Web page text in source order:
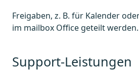
Freigaben, z. B. für Kalender
im mailbox Office geteilt werden.
Support-Leistungen